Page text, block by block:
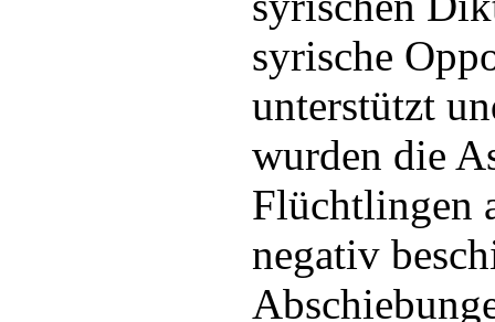
syrische
unterstützt
wurden die
Flüchtlingen
negativ